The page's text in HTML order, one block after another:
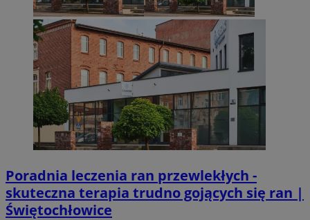
Poradnia leczenia ran przewlekłych -
skuteczna terapia trudno gojących się ran |
Świętochłowice